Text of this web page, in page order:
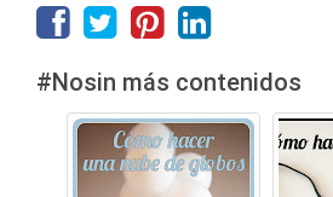
#Nosin más contenidos